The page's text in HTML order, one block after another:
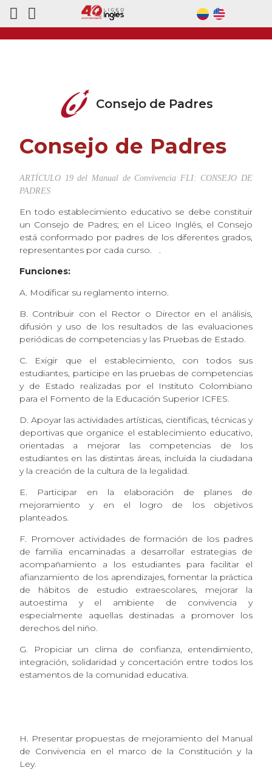
Consejo de Padres
Consejo de Padres
ARTÍCULO 19 del Manual de Convivencia FLI: CONSEJO DE
PADRES
En todo establecimiento educativo se debe constituir
un Consejo de Padres; en el Liceo Inglés, el Consejo
está conformado por padres de los diferentes grados,
representantes por cada curso. .
Funciones:
A. Modificar su reglamento interno.
B. Contribuir con el Rector o Director en el análisis,
difusión y uso de los resultados de las evaluaciones
periódicas de competencias y las Pruebas de Estado.
C. Exigir que el establecimiento, con todos sus
estudiantes, participe en las pruebas de competencias
y de Estado realizadas por el Instituto Colombiano
para el Fomento de la Educación Superior ICFES.
D. Apoyar las actividades artísticas, científicas, técnicas y
deportivas que organice el establecimiento educativo,
orientadas a mejorar las competencias de los
estudiantes en las distintas áreas, incluida la ciudadana
y la creación de la cultura de la legalidad.
E. Participar en la elaboración de planes de
mejoramiento y en el logro de los objetivos
planteados.
F. Promover actividades de formación de los padres
de familia encaminadas a desarrollar estrategias de
acompañamiento a los estudiantes para facilitar el
afianzamiento de los aprendizajes, fomentar la práctica
de hábitos de estudio extraescolares, mejorar la
autoestima y el ambiente de convivencia y
especialmente aquellas destinadas a promover los
derechos del niño.
G. Propiciar un clima de confianza, entendimiento,
integración, solidaridad y concertación entre todos los
estamentos de la comunidad educativa.
H. Presentar propuestas de mejoramiento del Manual
de Convivencia en el marco de la Constitución y la
Ley.